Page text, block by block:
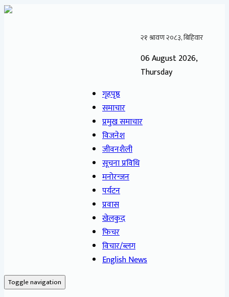
06 August 2026,
Thursday
गृहपृष्ठ
समाचार
प्रमुख समाचार
विजनेश
जीवनशैली
सूचना प्रविधि
मनोरन्जन
पर्यटन
प्रवास
खेलकुद
फिचर
विचार/ब्लग
English News
Toggle navigation